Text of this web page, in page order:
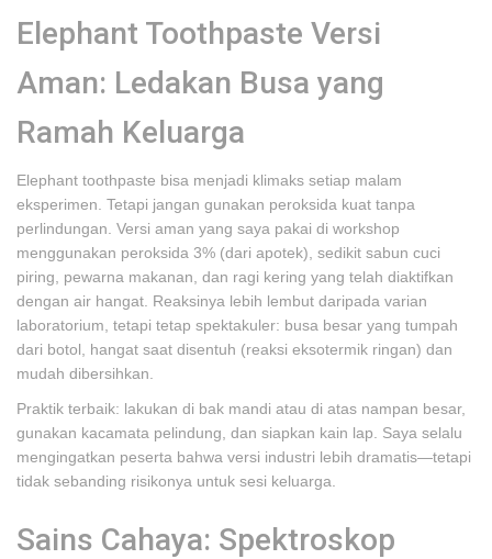
Elephant Toothpaste Versi
Aman: Ledakan Busa yang
Ramah Keluarga
Elephant toothpaste bisa menjadi klimaks setiap malam
eksperimen. Tetapi jangan gunakan peroksida kuat tanpa
perlindungan. Versi aman yang saya pakai di workshop
menggunakan peroksida 3% (dari apotek), sedikit sabun cuci
piring, pewarna makanan, dan ragi kering yang telah diaktifkan
dengan air hangat. Reaksinya lebih lembut daripada varian
laboratorium, tetapi tetap spektakuler: busa besar yang tumpah
dari botol, hangat saat disentuh (reaksi eksotermik ringan) dan
mudah dibersihkan.
Praktik terbaik: lakukan di bak mandi atau di atas nampan besar,
gunakan kacamata pelindung, dan siapkan kain lap. Saya selalu
mengingatkan peserta bahwa versi industri lebih dramatis—tetapi
tidak sebanding risikonya untuk sesi keluarga.
Sains Cahaya: Spektroskop